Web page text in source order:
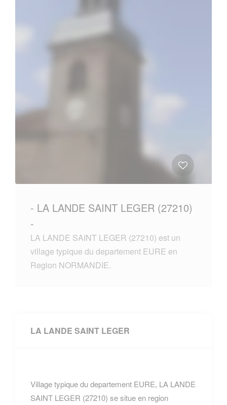
- LA LANDE SAINT LEGER (27210)
-
LA LANDE SAINT LEGER (27210) est un
village typique du departement EURE en
Region NORMANDIE.
LA LANDE SAINT LEGER
Village typique du departement EURE, LA LANDE
SAINT LEGER (27210) se situe en region